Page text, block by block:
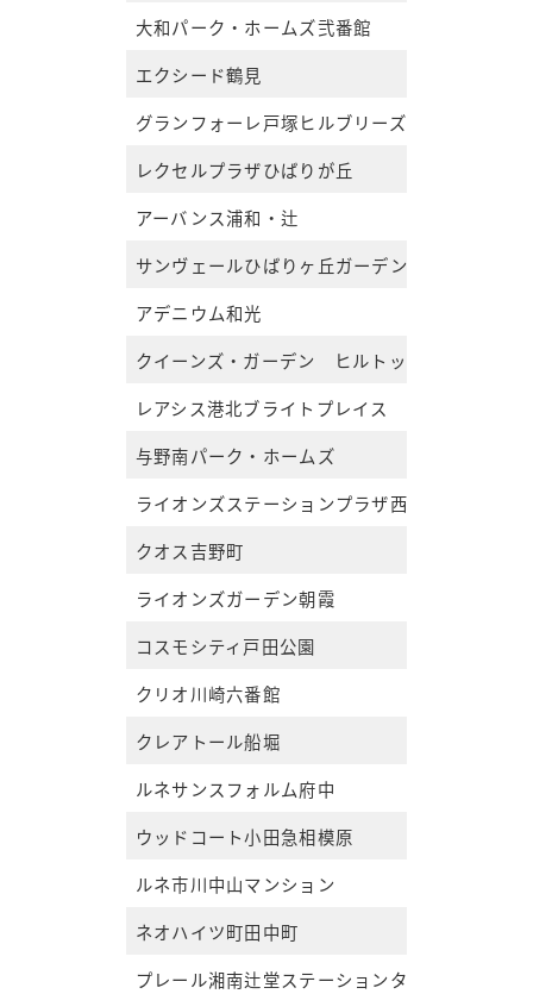
大和パーク・ホームズ弐番館
エクシード鶴見
グランフォーレ戸塚ヒルブリーズリッジ2
レクセルプラザひばりが丘
アーバンス浦和・辻
サンヴェールひばりヶ丘ガーデンシティ
アデニウム和光
クイーンズ・ガーデン ヒルトップ・レジデンス
レアシス港北ブライトプレイス
与野南パーク・ホームズ
ライオンズステーションプラザ西船橋
クオス吉野町
ライオンズガーデン朝霞
コスモシティ戸田公園
クリオ川崎六番館
クレアトール船堀
ルネサンスフォルム府中
ウッドコート小田急相模原
ルネ市川中山マンション
ネオハイツ町田中町
プレール湘南辻堂ステーションタワー